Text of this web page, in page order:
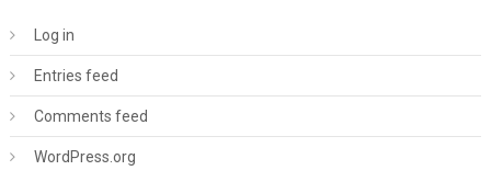
Log in
Entries feed
Comments feed
WordPress.org